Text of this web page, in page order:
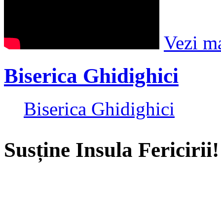
Vezi
Biserica Ghidighici
Biserica Ghidighici
Susține Insula Fericirii!